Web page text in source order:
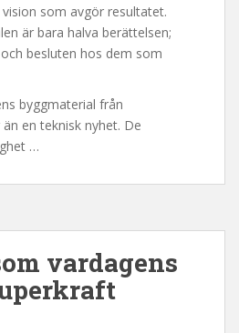
som avgör resultatet.
är bara halva berättelsen;
besluten hos dem som
byggmaterial från
en teknisk nyhet. De
…
vardagens